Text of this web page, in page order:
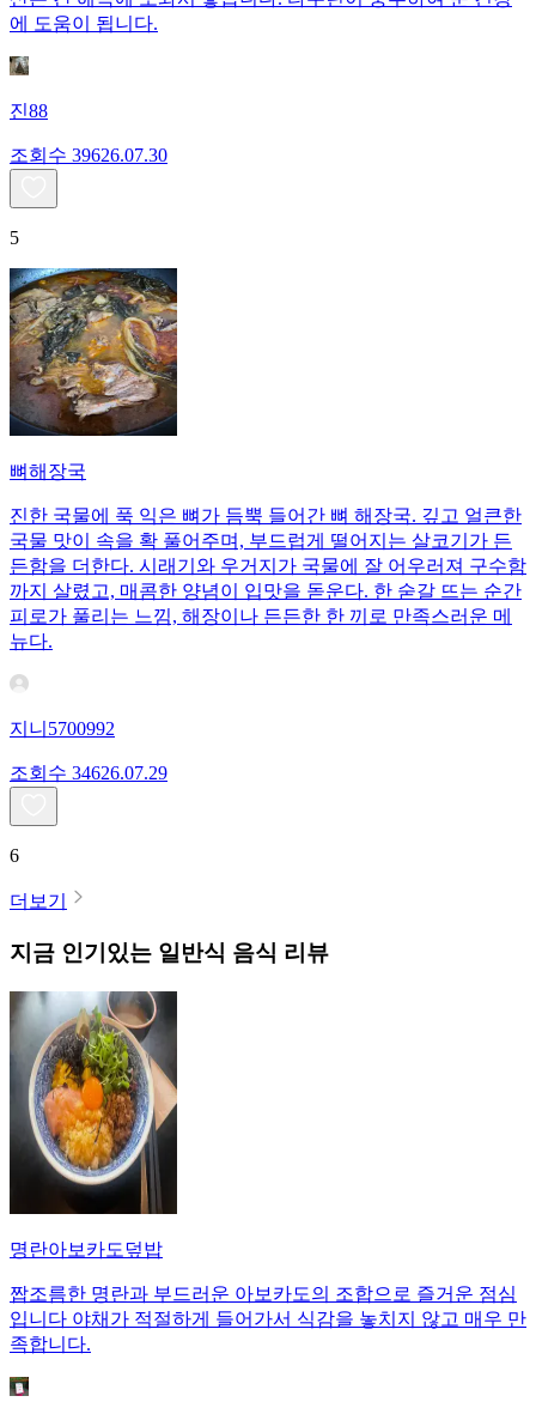
에 도움이 됩니다.
진88
조회수 39626.07.30
5
뼈해장국
진한 국물에 푹 익은 뼈가 듬뿍 들어간 뼈 해장국. 깊고 얼큰한
국물 맛이 속을 확 풀어주며, 부드럽게 떨어지는 살코기가 든
든함을 더한다. 시래기와 우거지가 국물에 잘 어우러져 구수함
까지 살렸고, 매콤한 양념이 입맛을 돋운다. 한 숟갈 뜨는 순간
피로가 풀리는 느낌, 해장이나 든든한 한 끼로 만족스러운 메
뉴다.
지니5700992
조회수 34626.07.29
6
더보기
지금 인기있는 일반식 음식 리뷰
명란아보카도덮밥
짭조름한 명란과 부드러운 아보카도의 조합으로 즐거운 점심
입니다 야채가 적절하게 들어가서 식감을 놓치지 않고 매우 만
족합니다.